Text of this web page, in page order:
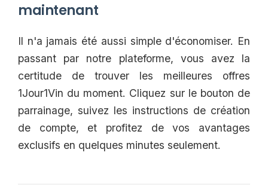
maintenant
Il n'a jamais été aussi simple d'économiser. En
passant par notre plateforme, vous avez la
certitude de trouver les meilleures offres
1Jour1Vin du moment. Cliquez sur le bouton de
parrainage, suivez les instructions de création
de compte, et profitez de vos avantages
exclusifs en quelques minutes seulement.